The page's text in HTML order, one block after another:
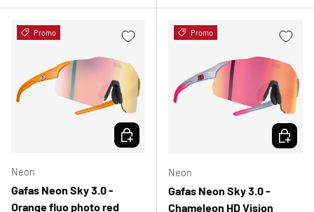
Promo
Neon
Gafas Neon Sky 3.0 -
Orange fluo photo red
ELEGIR OPCIONES
Promo
Neon
Gafas Neon Sky 3.0 -
Chameleon HD Vision
ELEGIR